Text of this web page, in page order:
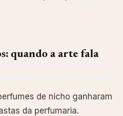
quando a arte fala
de nicho ganharam
da perfumaria.